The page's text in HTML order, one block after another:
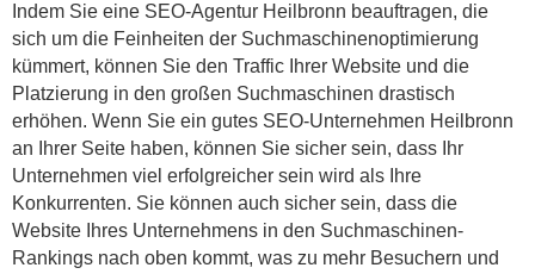
Indem Sie eine SEO-Agentur Heilbronn beauftragen, die
sich um die Feinheiten der Suchmaschinenoptimierung
kümmert, können Sie den Traffic Ihrer Website und die
Platzierung in den großen Suchmaschinen drastisch
erhöhen. Wenn Sie ein gutes SEO-Unternehmen Heilbronn
an Ihrer Seite haben, können Sie sicher sein, dass Ihr
Unternehmen viel erfolgreicher sein wird als Ihre
Konkurrenten. Sie können auch sicher sein, dass die
Website Ihres Unternehmens in den Suchmaschinen-
Rankings nach oben kommt, was zu mehr Besuchern und